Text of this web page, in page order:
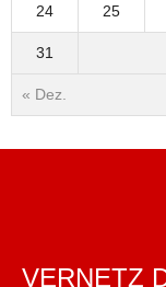
« Dez.
24 25
31
VERNETZ